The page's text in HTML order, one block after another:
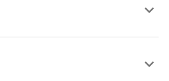
keyboard_arrow_up
keyboard_arrow_up